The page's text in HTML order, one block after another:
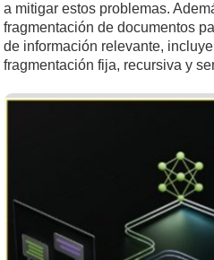
a mitigar estos problemas.
fragmentación de documentos
de información relevante,
fragmentación fija, recursiva y